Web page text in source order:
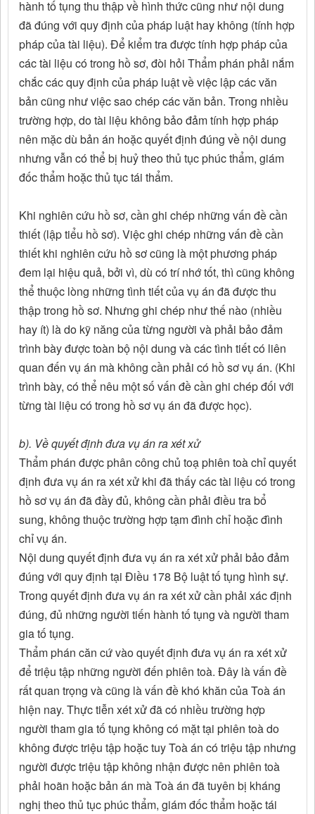
hành tố tụng thu thập về hình thức cũng như nội dung
đã đúng với quy định của pháp luật hay không (tính hợp
pháp của tài liệu). Để kiểm tra được tính hợp pháp của
các tài liệu có trong hồ sơ, đòi hỏi Thẩm phán phải nắm
chắc các quy định của pháp luật về việc lập các văn
bản cũng như việc sao chép các văn bản. Trong nhiều
trường hợp, do tài liệu không bảo đảm tính hợp pháp
nên mặc dù bản án hoặc quyết định đúng về nội dung
nhưng vẫn có thể bị huỷ theo thủ tục phúc thẩm, giám
đốc thẩm hoặc thủ tục tái thẩm.
Khi nghiên cứu hồ sơ, cần ghi chép những vấn đề cần
thiết (lập tiểu hồ sơ). Việc ghi chép những vấn đề cần
thiết khi nghiên cứu hồ sơ cũng là một phương pháp
đem lại hiệu quả, bởi vì, dù có trí nhớ tốt, thì cũng không
thể thuộc lòng những tình tiết của vụ án đã được thu
thập trong hồ sơ. Nhưng ghi chép như thế nào (nhiều
hay ít) là do kỹ năng của từng người và phải bảo đảm
trình bày được toàn bộ nội dung và các tình tiết có liên
quan đến vụ án mà không cần phải có hồ sơ vụ án. (Khi
trình bày, có thể nêu một số vấn đề cần ghi chép đối với
từng tài liệu có trong hồ sơ vụ án đã được học).
b). Về quyết định đưa vụ án ra xét xử
Thẩm phán được phân công chủ toạ phiên toà chỉ quyết
định đưa vụ án ra xét xử khi đã thấy các tài liệu có trong
hồ sơ vụ án đã đầy đủ, không cần phải điều tra bổ
sung, không thuộc trường hợp tạm đình chỉ hoặc đình
chỉ vụ án.
Nội dung quyết định đưa vụ án ra xét xử phải bảo đảm
đúng với quy định tại Điều 178 Bộ luật tố tụng hình sự.
Trong quyết định đưa vụ án ra xét xử cần phải xác định
đúng, đủ những người tiến hành tố tụng và người tham
gia tố tụng.
Thẩm phán căn cứ vào quyết định đưa vụ án ra xét xử
để triệu tập những người đến phiên toà. Đây là vấn đề
rất quan trọng và cũng là vấn đề khó khăn của Toà án
hiện nay. Thực tiễn xét xử đã có nhiều trường hợp
người tham gia tố tụng không có mặt tại phiên toà do
không được triệu tập hoặc tuy Toà án có triệu tập nhưng
người được triệu tập không nhận được nên phiên toà
phải hoãn hoặc bản án mà Toà án đã tuyên bị kháng
nghị theo thủ tục phúc thẩm, giám đốc thẩm hoặc tái